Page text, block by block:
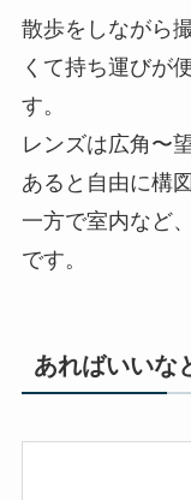
散歩をしながら
くて持ち運びが
す。
レンズは広角〜
あると自由に構
一方で室内など
です。
あればいいな